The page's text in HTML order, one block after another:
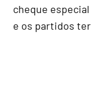
cheque
e os partidos